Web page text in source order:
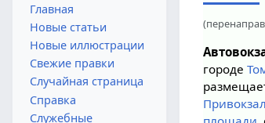
городе
Главная
Новые статьи
Новые иллюстрации
Свежие правки
Случайная страница
Справка
Служебные